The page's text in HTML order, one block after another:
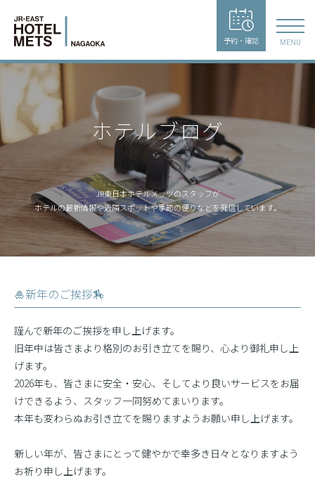
予約・確認 MENU
ホテルブログ
JR東日本ホテルメッツのスタッフが
ホテルの最新情報や近隣スポットや季節の便りなどを発信しています。
🎍新年のご挨拶🏇
謹んで新年のご挨拶を申し上げます。
旧年中は皆さまより格別のお引き立てを賜り、心より御礼申し上
げます。
2026年も、皆さまに安全・安心、そしてより良いサービスをお届
けできるよう、スタッフ一同努めてまいります。
本年も変わらぬお引き立てを賜りますようお願い申し上げます。
新しい年が、皆さまにとって健やかで幸多き日々となりますよう
お祈り申し上げます。